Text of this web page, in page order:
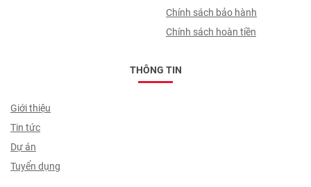
Chính sách bảo hành
Chính sách hoàn tiền
THÔNG TIN
Giới thiệu
Tin tức
Dự án
Tuyển dụng